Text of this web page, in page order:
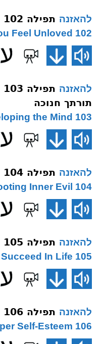
להאזנה תפילה 102 איובי אויב ואוהב
102 When You Feel Unloved
להאזנה
תורתך חנוכה
103 Developing the Mind
להאזנה תפילה 104 עקירה ועיקר
104 Uprooting Inner Evil
להאזנה תפילה 105 תשבר שבירה
105 How To Succeed In Life
להאזנה תפילה 106 תכניע כניעה
106 Defining Proper Self-Esteem